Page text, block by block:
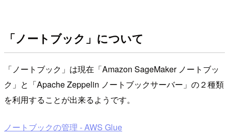
「ノートブック」について
「ノートブック」は現在「Amazon SageMaker ノートブッ
ク」と「Apache Zeppelin ノートブックサーバー」の２種類
を利用することが出来るようです。
ノートブックの管理 - AWS Glue